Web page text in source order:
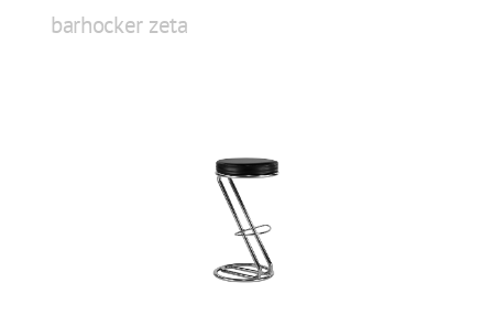
barhocker zeta